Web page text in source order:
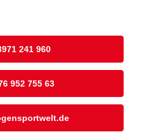
241 960
952 755 63